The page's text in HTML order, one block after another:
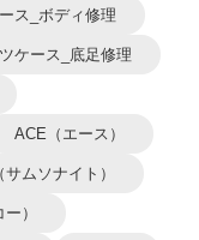
ス_ボディ修理
ケース_底足修理
ACE（エース）
ムソナイト）
）